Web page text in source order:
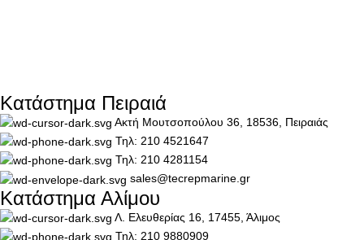
Κατάστημα Πειραιά
Ακτή Μουτσοπούλου 36, 18536, Πειραιάς
Τηλ: 210 4521647
Τηλ: 210 4281154
sales@tecrepmarine.gr
Κατάστημα Αλίμου
Λ. Ελευθερίας 16, 17455, Άλιμος
Τηλ: 210 9880909